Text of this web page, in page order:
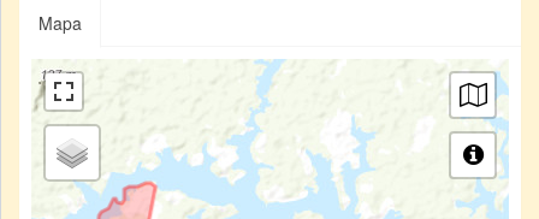
Mapa